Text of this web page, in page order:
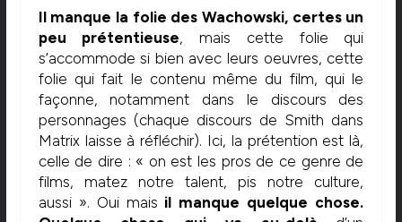
Il manque la folie des Wachowski, certes un
peu prétentieuse, mais cette folie qui
s’accommode si bien avec leurs oeuvres, cette
folie qui fait le contenu même du film, qui le
façonne, notamment dans le discours des
personnages (chaque discours de Smith dans
Matrix laisse à réfléchir). Ici, la prétention est là,
celle de dire : « on est les pros de ce genre de
films, matez notre talent, pis notre culture,
aussi ». Oui mais il manque quelque chose.